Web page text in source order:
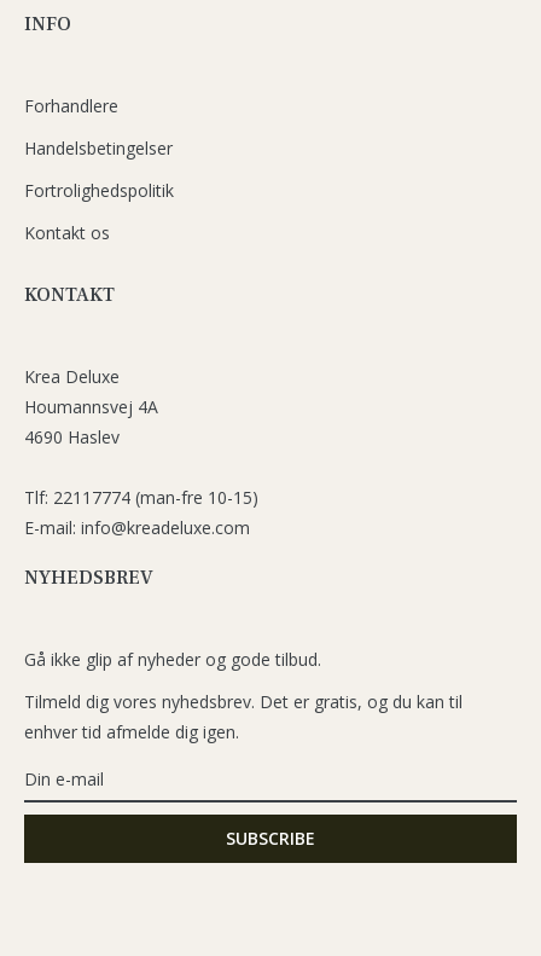
INFO
Forhandlere
Handelsbetingelser
Fortrolighedspolitik
Kontakt os
KONTAKT
Krea Deluxe
Houmannsvej 4A
4690 Haslev
Tlf: 22117774 (man-fre 10-15)
E-mail: info@kreadeluxe.com
NYHEDSBREV
Gå ikke glip af nyheder og gode tilbud.
Tilmeld dig vores nyhedsbrev. Det er gratis, og du kan til
enhver tid afmelde dig igen.